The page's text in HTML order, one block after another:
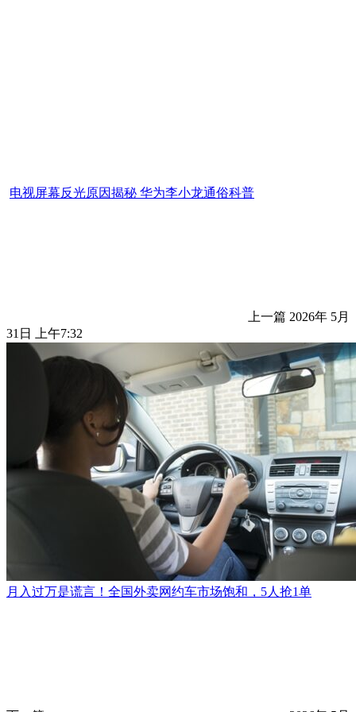
电视屏幕反光原因揭秘 华为李小龙通俗科普
上一篇 2026年 5月
31日 上午7:32